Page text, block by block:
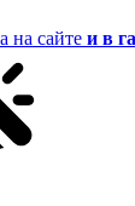
на сайте и в